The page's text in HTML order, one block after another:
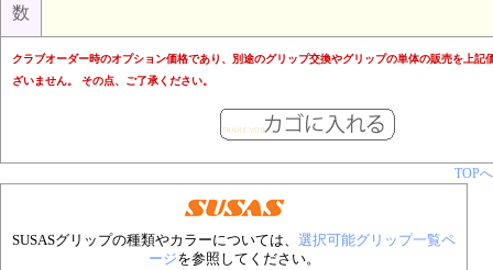
数
クラブオーダー時のオプション価格であり、別途のグリップ交換やグリップの単体の販売を上記
ざいません。 その点、ご了承ください。
TOPへ
SUSASグリップの種類やカラーについては、 選択可能グリップ一覧ペ
ージを参照してください。